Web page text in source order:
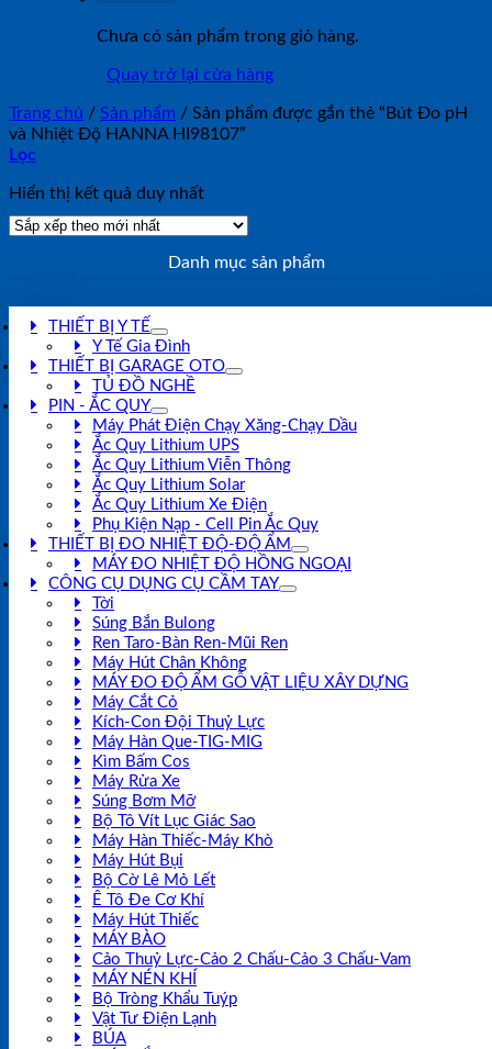
Chưa có sản phẩm trong giỏ hàng.
Quay trở lại cửa hàng
Trang chủ / Sản phẩm / Sản phẩm được gắn thẻ “Bút Đo pH
và Nhiệt Độ HANNA HI98107”
Lọc
Hiển thị kết quả duy nhất
Danh mục sản phẩm
THIẾT BỊ Y TẾ
Y Tế Gia Đình
THIẾT BỊ GARAGE OTO
TỦ ĐỒ NGHỀ
PIN - ẮC QUY
Máy Phát Điện Chạy Xăng-Chạy Dầu
Ắc Quy Lithium UPS
Ắc Quy Lithium Viễn Thông
Ắc Quy Lithium Solar
Ắc Quy Lithium Xe Điện
Phụ Kiện Nạp - Cell Pin Ắc Quy
THIẾT BỊ ĐO NHIỆT ĐỘ-ĐỘ ẨM
MÁY ĐO NHIỆT ĐỘ HỒNG NGOẠI
CÔNG CỤ DỤNG CỤ CẦM TAY
Tời
Súng Bắn Bulong
Ren Taro-Bàn Ren-Mũi Ren
Máy Hút Chân Không
MÁY ĐO ĐỘ ẨM GỖ VẬT LIỆU XÂY DỰNG
Máy Cắt Cỏ
Kích-Con Đội Thuỷ Lực
Máy Hàn Que-TIG-MIG
Kìm Bấm Cos
Máy Rửa Xe
Súng Bơm Mỡ
Bộ Tô Vít Lục Giác Sao
Máy Hàn Thiếc-Máy Khò
Máy Hút Bụi
Bộ Cờ Lê Mỏ Lết
Ê Tô Đe Cơ Khí
Máy Hút Thiếc
MÁY BÀO
Cảo Thuỷ Lực-Cảo 2 Chấu-Cảo 3 Chấu-Vam
MÁY NÉN KHÍ
Bộ Tròng Khẩu Tuýp
Vật Tư Điện Lạnh
BÚA